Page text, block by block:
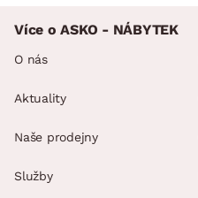
Více o ASKO - NÁBYTEK
O nás
Aktuality
Naše prodejny
Služby